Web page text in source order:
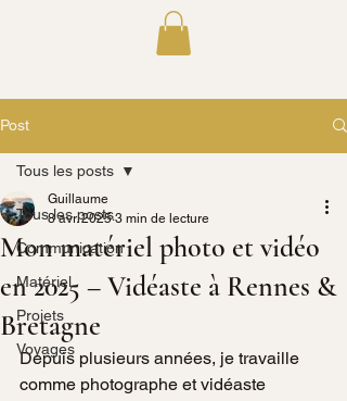
Post
Tous les posts
Communication
Matériel
Projets
Voyages
Tous les posts
Mon matériel photo et vidéo
en 2025 – Vidéaste à Rennes &
Bretagne
Guillaume
8 avr. 2025 3 min de lecture
Depuis plusieurs années, je travaille
comme photographe et vidéaste